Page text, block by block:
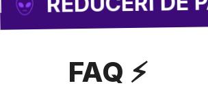
FAQ ⚡